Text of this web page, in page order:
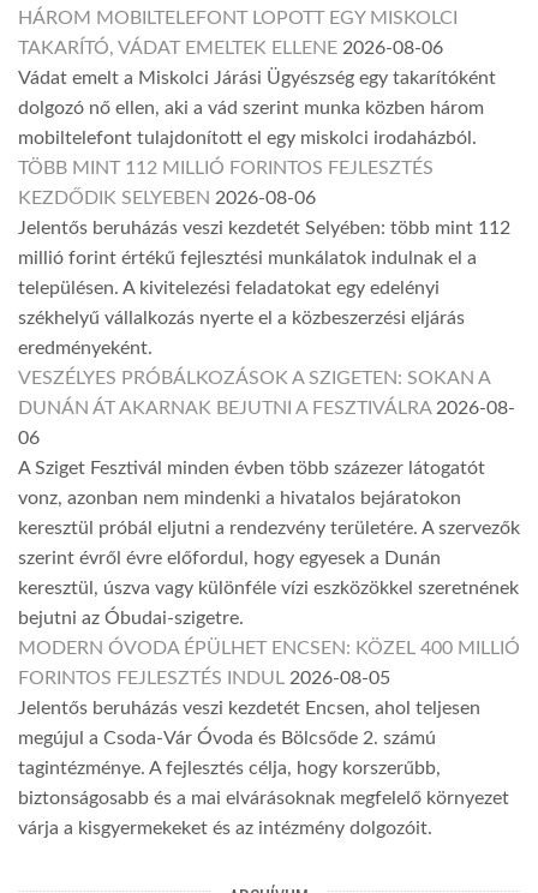
HÁROM MOBILTELEFONT LOPOTT EGY MISKOLCI
TAKARÍTÓ, VÁDAT EMELTEK ELLENE 2026-08-06
Vádat emelt a Miskolci Járási Ügyészség egy takarítóként
dolgozó nő ellen, aki a vád szerint munka közben három
mobiltelefont tulajdonított el egy miskolci irodaházból.
TÖBB MINT 112 MILLIÓ FORINTOS FEJLESZTÉS
KEZDŐDIK SELYEBEN 2026-08-06
Jelentős beruházás veszi kezdetét Selyében: több mint 112
millió forint értékű fejlesztési munkálatok indulnak el a
településen. A kivitelezési feladatokat egy edelényi
székhelyű vállalkozás nyerte el a közbeszerzési eljárás
eredményeként.
VESZÉLYES PRÓBÁLKOZÁSOK A SZIGETEN: SOKAN A
DUNÁN ÁT AKARNAK BEJUTNI A FESZTIVÁLRA 2026-08-
06
A Sziget Fesztivál minden évben több százezer látogatót
vonz, azonban nem mindenki a hivatalos bejáratokon
keresztül próbál eljutni a rendezvény területére. A szervezők
szerint évről évre előfordul, hogy egyesek a Dunán
keresztül, úszva vagy különféle vízi eszközökkel szeretnének
bejutni az Óbudai-szigetre.
MODERN ÓVODA ÉPÜLHET ENCSEN: KÖZEL 400 MILLIÓ
FORINTOS FEJLESZTÉS INDUL 2026-08-05
Jelentős beruházás veszi kezdetét Encsen, ahol teljesen
megújul a Csoda-Vár Óvoda és Bölcsőde 2. számú
tagintézménye. A fejlesztés célja, hogy korszerűbb,
biztonságosabb és a mai elvárásoknak megfelelő környezet
várja a kisgyermekeket és az intézmény dolgozóit.